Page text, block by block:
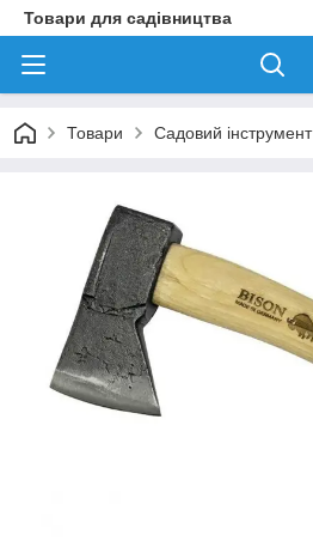
Товари для садівництва
Товари Садовий інструмент